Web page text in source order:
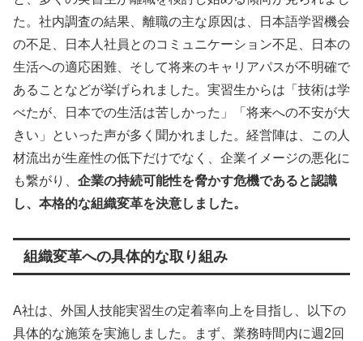
た。社内調査の結果、離職の主な原因は、日本語学習機会
の不足、日本人社員とのコミュニケーション不足、日本の
生活への適応困難、そして将来のキャリアパスが不明確で
あることなどが挙げられました。実習生からは「技術は学
べたが、日本での生活は苦しかった」「将来への不安が大
きい」といった声が多く聞かれました。経営陣は、この人
材流出が生産性の低下だけでなく、企業イメージの悪化に
も繋がり、 企業の持続可能性を脅かす危機であると認識
し、本格的な組織変革を決意しました。
組織変革への具体的な取り組み
A社は、外国人技能実習生の定着率向上を目指し、以下の
具体的な施策を実施しました。まず、業務時間内に週2回